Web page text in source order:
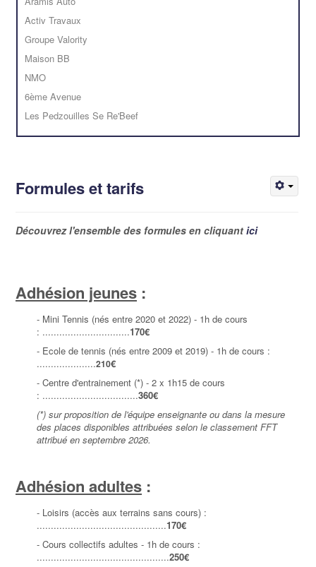
Activ Travaux
Groupe Valority
Maison BB
NMO
6ème Avenue
Les Pedzouilles Se Re'Beef
Formules et tarifs
Découvrez l'ensemble des formules en cliquant ici
Adhésion jeunes :
- Mini Tennis (nés entre 2020 et 2022) - 1h de cours
: ...............................170€
- Ecole de tennis (nés entre 2009 et 2019) - 1h de cours :
.....................210€
- Centre d'entrainement (*) - 2 x 1h15 de cours
: ..................................360€
(*) sur proposition de l'équipe enseignante ou dans la mesure
des places disponibles attribuées selon le classement FFT
attribué en septembre 2026.
Adhésion adultes :
- Loisirs (accès aux terrains sans cours) :
..............................................170€
- Cours collectifs adultes - 1h de cours :
...............................................250€